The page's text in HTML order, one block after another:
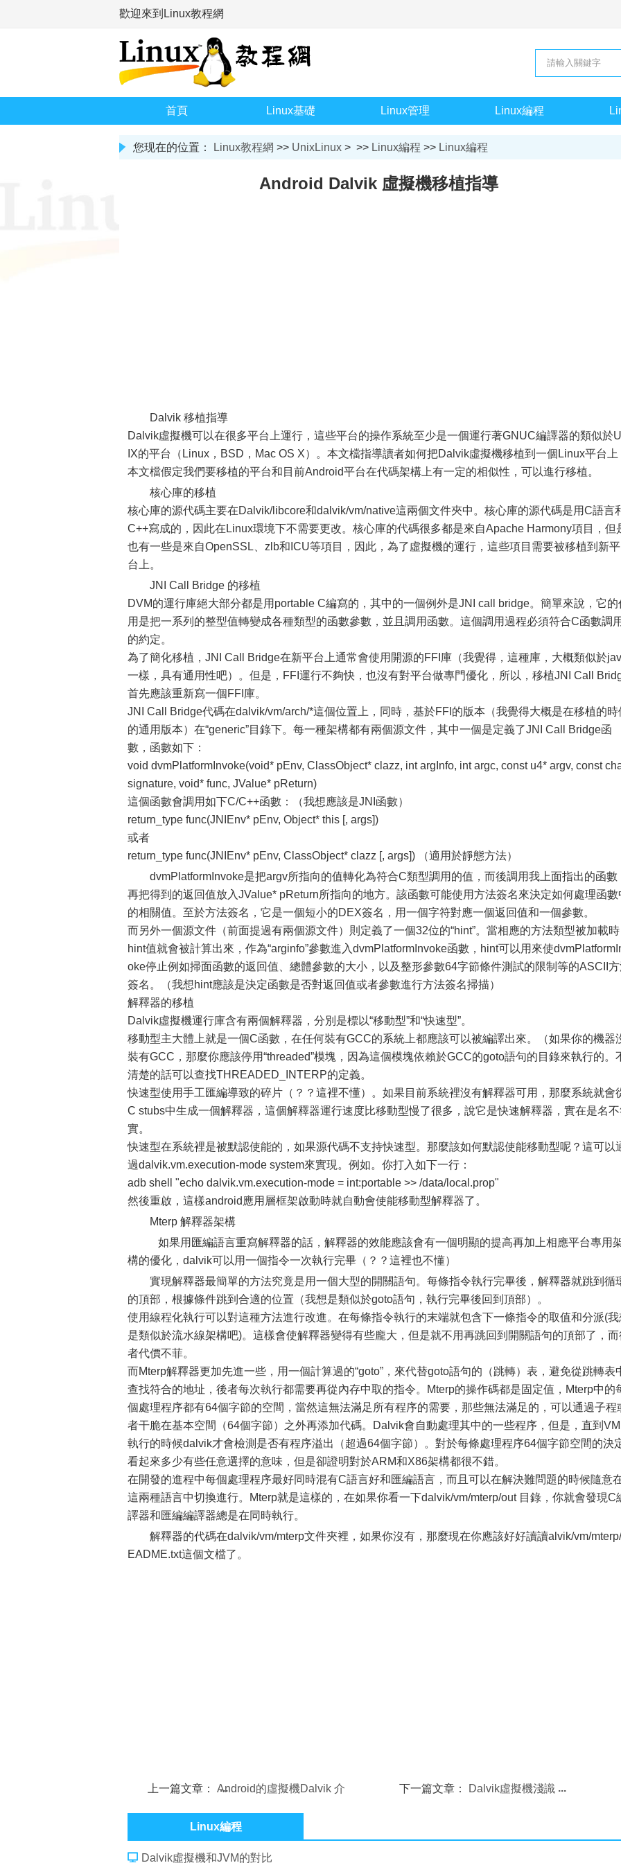
歡迎來到Linux教程網
首頁 Linux基礎 Linux管理 Linux編程
您现在的位置： Linux教程網 >> UnixLinux > >> Linux編程 >> Linux編程
Android Dalvik 虛擬機移植指導
Dalvik 移植指導
Dalvik虛擬機可以在很多平台上運行，這些平台的操作系統至少是一個運行著GNUC編譯器的類似於
IX的平台（Linux，BSD，Mac OS X）。本文檔指導讀者如何把Dalvik虛擬機移植到一個Linux平台上
本文檔假定我們要移植的平台和目前Android平台在代碼架構上有一定的相似性，可以進行移植。
核心庫的移植
核心庫的源代碼主要在Dalvik/libcore和dalvik/vm/native這兩個文件夾中。核心庫的源代碼是用C語言
C++寫成的，因此在Linux環境下不需要更改。核心庫的代碼很多都是來自Apache Harmony項目，但
也有一些是來自OpenSSL、zlb和ICU等項目，因此，為了虛擬機的運行，這些項目需要被移植到新平
台上。
JNI Call Bridge 的移植
DVM的運行庫絕大部分都是用portable C編寫的，其中的一個例外是JNI call bridge。簡單來說，它的
用是把一系列的整型值轉變成各種類型的函數參數，並且調用函數。這個調用過程必須符合C函數調用
的約定。
為了簡化移植，JNI Call Bridge在新平台上通常會使用開源的FFI庫（我覺得，這種庫，大概類似於
一樣，具有通用性吧）。但是，FFI運行不夠快，也沒有對平台做專門優化，所以，移植JNI Call
首先應該重新寫一個FFI庫。
JNI Call Bridge代碼在dalvik/vm/arch/*這個位置上，同時，基於FFI的版本（我覺得大概是在移植的時
的通用版本）在“generic”目錄下。每一種架構都有兩個源文件，其中一個是定義了JNI Call Bridge函
數，函數如下：
void dvmPlatformInvoke(void* pEnv, ClassObject* clazz, int argInfo, int argc, const u4* argv, const
signature, void* func, JValue* pReturn)
這個函數會調用如下C/C++函數：（我想應該是JNI函數）
return_type func(JNIEnv* pEnv, Object* this [, args])
或者
return_type func(JNIEnv* pEnv, ClassObject* clazz [, args]) （適用於靜態方法）
dvmPlatformInvoke是把argv所指向的值轉化為符合C類型調用的值，而後調用我上面指出的函數
再把得到的返回值放入JValue* pReturn所指向的地方。該函數可能使用方法簽名來決定如何處理函數
的相關值。至於方法簽名，它是一個短小的DEX簽名，用一個字符對應一個返回值和一個參數。
而另外一個源文件（前面提過有兩個源文件）則定義了一個32位的“hint”。當相應的方法類型被加載時
hint值就會被計算出來，作為“arginfo”參數進入dvmPlatformInvoke函數，hint可以用來使
oke停止例如掃面函數的返回值、總體參數的大小，以及整形參數64字節條件測試的限制等的ASCII
簽名。（我想hint應該是決定函數是否對返回值或者參數進行方法簽名掃描）
解釋器的移植
Dalvik虛擬機運行庫含有兩個解釋器，分別是標以“移動型”和“快速型”。
移動型主大體上就是一個C函數，在任何裝有GCC的系統上都應該可以被編譯出來。（如果你的機器
裝有GCC，那麼你應該停用“threaded”模塊，因為這個模塊依賴於GCC的goto語句的目錄來執行的。
清楚的話可以查找THREADED_INTERP的定義。
快速型使用手工匯編導致的碎片（？？這裡不懂）。如果目前系統裡沒有解釋器可用，那麼系統就會
C stubs中生成一個解釋器，這個解釋器運行速度比移動型慢了很多，說它是快速解釋器，實在是名
實。
快速型在系統裡是被默認使能的，如果源代碼不支持快速型。那麼該如何默認使能移動型呢？這可以
過dalvik.vm.execution-mode system來實現。例如。你打入如下一行：
adb shell "echo dalvik.vm.execution-mode = int:portable >> /data/local.prop"
然後重啟，這樣android應用層框架啟動時就自動會使能移動型解釋器了。
Mterp 解釋器架構
如果用匯編語言重寫解釋器的話，解釋器的效能應該會有一個明顯的提高再加上相應平台專用
構的優化，dalvik可以用一個指令一次執行完畢（？？這裡也不懂）
實現解釋器最簡單的方法究竟是用一個大型的開關語句。每條指令執行完畢後，解釋器就跳到循
的頂部，根據條件跳到合適的位置（我想是類似於goto語句，執行完畢後回到頂部）。
使用線程化執行可以對這種方法進行改進。在每條指令執行的末端就包含下一條指令的取值和分派(我
是類似於流水線架構吧)。這樣會使解釋器變得有些龐大，但是就不用再跳回到開關語句的頂部了，而
者代價不菲。
而Mterp解釋器更加先進一些，用一個計算過的“goto”，來代替goto語句的（跳轉）表，避免從跳轉表
查找符合的地址，後者每次執行都需要再從內存中取的指令。Mterp的操作碼都是固定值，Mterp中的
個處理程序都有64個字節的空間，當然這無法滿足所有程序的需要，那些無法滿足的，可以通過子程
者干脆在基本空間（64個字節）之外再添加代碼。Dalvik會自動處理其中的一些程序，但是，直到VM
執行的時候dalvik才會檢測是否有程序溢出（超過64個字節）。對於每條處理程序64個字節空間的決
看起來多少有些任意選擇的意味，但是卻證明對於ARM和X86架構都很不錯。
在開發的進程中每個處理程序最好同時混有C語言好和匯編語言，而且可以在解決難問題的時候隨意
這兩種語言中切換進行。Mterp就是這樣的，在如果你看一下dalvik/vm/mterp/out 目錄，你就會發現C
譯器和匯編編譯器總是在同時執行。
解釋器的代碼在dalvik/vm/mterp文件夾裡，如果你沒有，那麼現在你應該好好讀讀alvik/vm/
EADME.txt這個文檔了。
上一篇文章：Android的虛擬機Dalvik 介
下一篇文章： Dalvik虛擬機淺識
Linux編程
Dalvik虛擬機和JVM的對比